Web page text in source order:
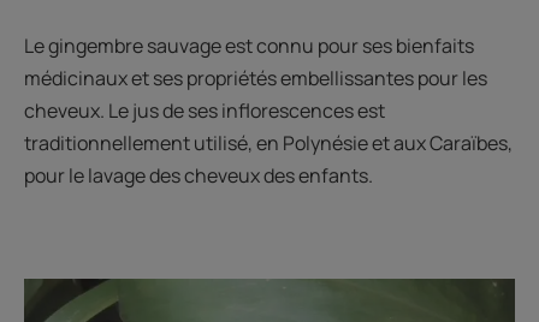
Le gingembre sauvage est connu pour ses bienfaits
médicinaux et ses propriétés embellissantes pour les
cheveux. Le jus de ses inflorescences est
traditionnellement utilisé, en Polynésie et aux Caraïbes,
pour le lavage des cheveux des enfants.